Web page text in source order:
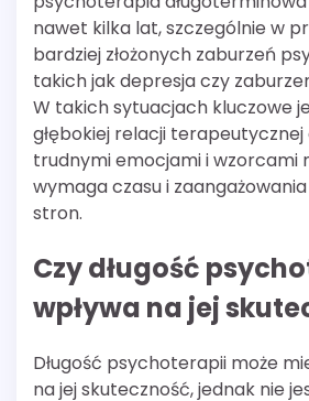
nawet kilka lat, szczególnie w
bardziej złożonych zaburzeń
takich jak depresja czy
W takich sytuacjach kluczowe
głębokiej relacji
trudnymi emocjami i wzorcami
wymaga czasu i
stron.
Czy długość
wpływa na jej
Długość psychoterapii może
na jej skuteczność, jednak nie